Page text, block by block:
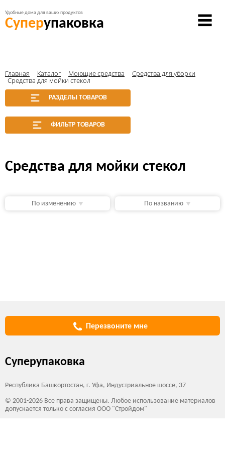
Удобные дома для ваших продуктов
Суперупаковка
Главная Каталог Моющие средства Средства для уборки
Средства для мойки стекол
РАЗДЕЛЫ ТОВАРОВ
ФИЛЬТР ТОВАРОВ
Средства для мойки стекол
По изменению По названию
Суперупаковка
Республика Башкортостан, г. Уфа, Индустриальное шоссе, 37
© 2001-2026 Все права защищены. Любое использование материалов
допускается только с согласия ООО "Стройдом"
Перезвоните мне